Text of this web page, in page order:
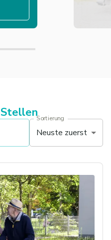
StellenSortierung
Neuste zuerst